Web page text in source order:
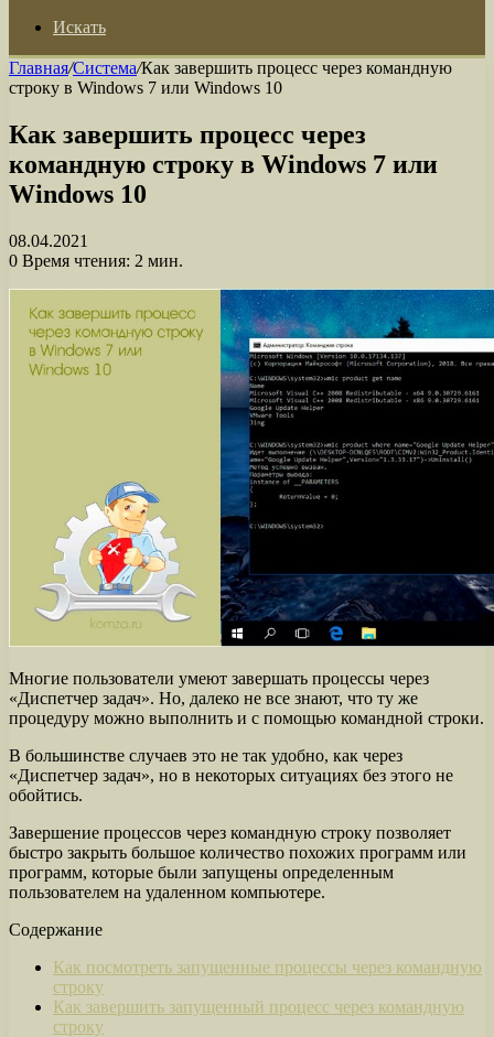
Искать
Главная/Система/Как завершить процесс через командную
строку в Windows 7 или Windows 10
Как завершить процесс через
командную строку в Windows 7 или
Windows 10
08.04.2021
0 Время чтения: 2 мин.
Многие пользователи умеют завершать процессы через
«Диспетчер задач». Но, далеко не все знают, что ту же
процедуру можно выполнить и с помощью командной строки.
В большинстве случаев это не так удобно, как через
«Диспетчер задач», но в некоторых ситуациях без этого не
обойтись.
Завершение процессов через командную строку позволяет
быстро закрыть большое количество похожих программ или
программ, которые были запущены определенным
пользователем на удаленном компьютере.
Содержание
Как посмотреть запущенные процессы через командную
строку
Как завершить запущенный процесс через командную
строку